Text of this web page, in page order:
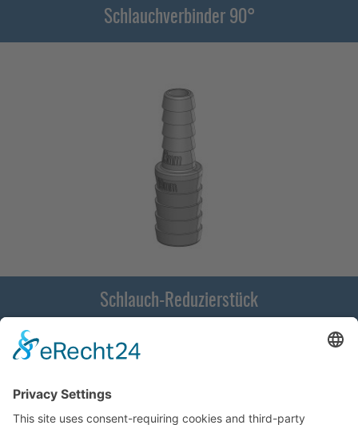
Schlauchverbinder 90°
Schlauch-Reduzierstück
UNTERNEHMEN